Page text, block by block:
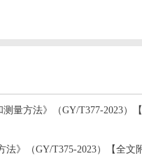
量方法》（GY/T377-2023）
》（GY/T375-2023）【全文